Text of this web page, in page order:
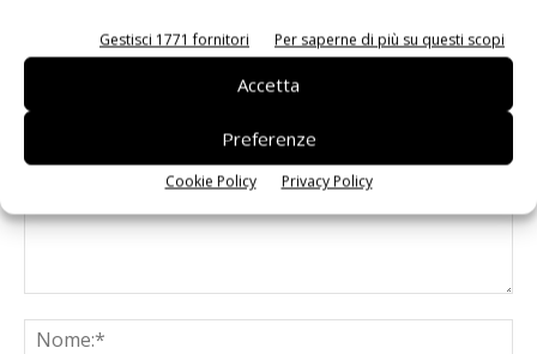
Gestisci 1771 fornitori Per saperne di più su questi scopi
Accetta
Preferenze
Cookie Policy Privacy Policy
LASCIA UN COMMENTO